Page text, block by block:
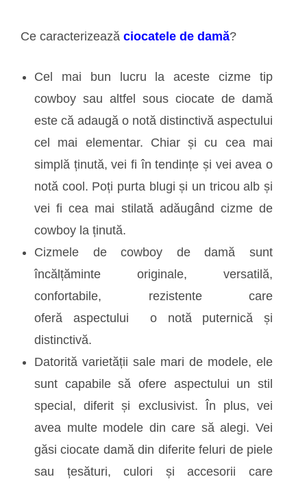
Ce caracterizează ciocatele de damă?
Cel mai bun lucru la aceste cizme tip
cowboy sau altfel sous ciocate de damă
este că adaugă o notă distinctivă aspectului
cel mai elementar. Chiar și cu cea mai
simplă ținută, vei fi în tendințe și vei avea o
notă cool. Poți purta blugi și un tricou alb și
vei fi cea mai stilată adăugând cizme de
cowboy la ținută.
Cizmele de cowboy de damă sunt
încălțăminte originale, versatilă,
confortabile, rezistente care
oferă aspectului o notă puternică și
distinctivă.
Datorită varietății sale mari de modele, ele
sunt capabile să ofere aspectului un stil
special, diferit și exclusivist. În plus, vei
avea multe modele din care să alegi. Vei
găsi ciocate damă din diferite feluri de piele
sau țesături, culori și accesorii care